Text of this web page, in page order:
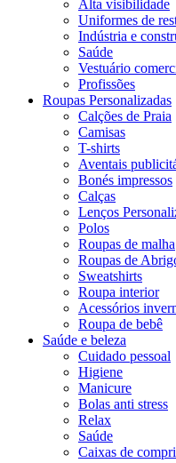
Alta visibilidade
Uniformes de
Indústria e
Saúde
Vestuário
Profissões
Roupas Personalizadas
Calções de Praia
Camisas
T-shirts
Aventais
Bonés impressos
Calças
Lenços
Polos
Roupas de malha
Roupas de
Sweatshirts
Roupa interior
Acessórios
Roupa de bebê
Saúde e beleza
Cuidado pessoal
Higiene
Manicure
Bolas anti stress
Relax
Saúde
Caixas de